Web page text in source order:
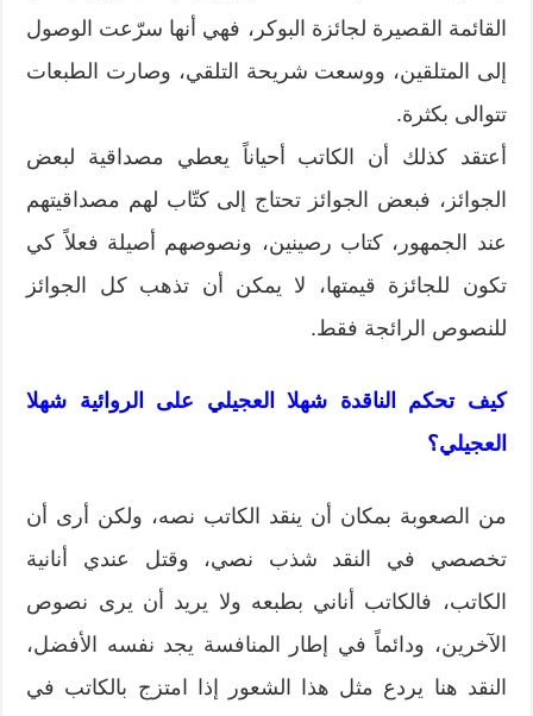
القائمة القصيرة لجائزة البوكر، فهي أنها سرّعت الوصول
إلى المتلقين، ووسعت شريحة التلقي، وصارت الطبعات
تتوالى بكثرة.
أعتقد كذلك أن الكاتب أحياناً يعطي مصداقية لبعض
الجوائز، فبعض الجوائز تحتاج إلى كتّاب لهم مصداقيتهم
عند الجمهور، كتاب رصينين، ونصوصهم أصيلة فعلاً كي
تكون للجائزة قيمتها، لا يمكن أن تذهب كل الجوائز
للنصوص الرائجة فقط.
كيف تحكم الناقدة شهلا العجيلي على الروائية شهلا
العجيلي؟
من الصعوبة بمكان أن ينقد الكاتب نصه، ولكن أرى أن
تخصصي في النقد شذب نصي، وقتل عندي أنانية
الكاتب، فالكاتب أناني بطبعه ولا يريد أن يرى نصوص
الآخرين، ودائماً في إطار المنافسة يجد نفسه الأفضل،
النقد هنا يردع مثل هذا الشعور إذا امتزج بالكاتب في